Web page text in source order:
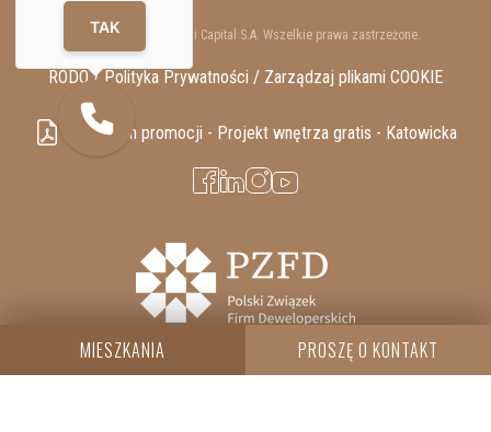
Copyrights © 2025 Resi Capital S.A. Wszelkie prawa zastrzeżone.
RODO / Polityka Prywatności / Zarządzaj plikami COOKIE
Regulamin promocji - Projekt wnętrza gratis - Katowicka
MIESZKANIA PROSZĘ O KONTAKT
TAK